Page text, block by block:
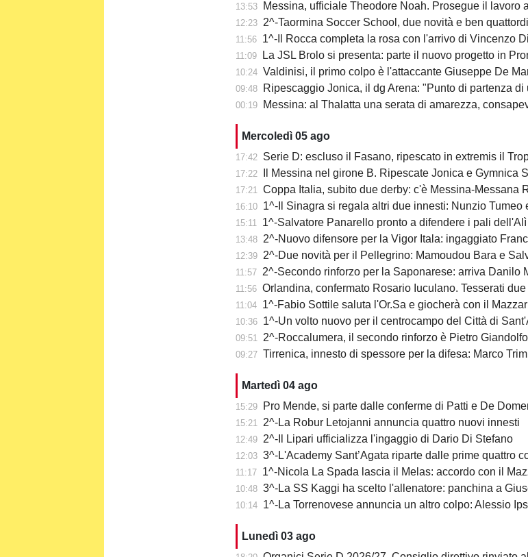
13:53 Messina, ufficiale Theodore Noah. Prosegue il lavoro
12:23 2^-Taormina Soccer School, due novità e ben quattordici
11:56 1^-Il Rocca completa la rosa con l'arrivo di Vincenzo
11:09 La JSL Brolo si presenta: parte il nuovo progetto in
10:24 Valdinisi, il primo colpo è l'attaccante Giuseppe De
09:48 Ripescaggio Jonica, il dg Arena: "Punto di partenza di un nuovo
00:19 Messina: al Thalatta una serata di amarezza, consapevolezza e
Mercoledì 05 ago
17:42 Serie D: escluso il Fasano, ripescato in extremis il
17:22 Il Messina nel girone B. Ripescate Jonica e Gymnica
17:21 Coppa Italia, subito due derby: c'è Messina-Messana
16:10 1^-Il Sinagra si regala altri due innesti: Nunzio Tumeo e
15:11 1^-Salvatore Panarello pronto a difendere i pali dell'Alì
13:48 2^-Nuovo difensore per la Vigor Itala: ingaggiato
12:39 2^-Due novità per il Pellegrino: Mamoudou Bara e
11:57 2^-Secondo rinforzo per la Saponarese: arriva Danilo
11:56 Orlandina, confermato Rosario Iuculano. Tesserati
11:04 1^-Fabio Sottile saluta l'Or.Sa e giocherà con il
10:36 1^-Un volto nuovo per il centrocampo del Città di
09:51 2^-Roccalumera, il secondo rinforzo è Pietro Giandolfo
09:27 Tirrenica, innesto di spessore per la difesa: Marco
Martedì 04 ago
15:29 Pro Mende, si parte dalle conferme di Patti e De
15:21 2^-La Robur Letojanni annuncia quattro nuovi innesti
12:49 2^-Il Lipari ufficializza l'ingaggio di Dario Di Stefano
12:03 3^-L'Academy Sant’Agata riparte dalle prime quattro
11:17 1^-Nicola La Spada lascia il Melas: accordo con il
10:48 3^-La SS Kaggi ha scelto l'allenatore: panchina a Giuseppe
10:14 1^-La Torrenovese annuncia un altro colpo: Alessio
Lunedì 03 ago